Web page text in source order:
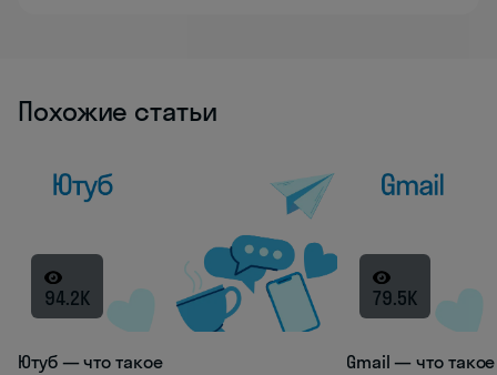
Похожие статьи
94.2K
Ютуб — что такое
79.5K
Gmail — что такое